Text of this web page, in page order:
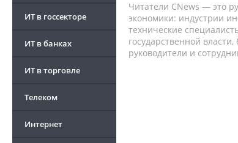
ИТ в госсекторе
ИТ в банках
ИТ в торговле
Телеком
Интернет
Читатели CNews — это
экономики: индустрии
технические
государственной
руководители и